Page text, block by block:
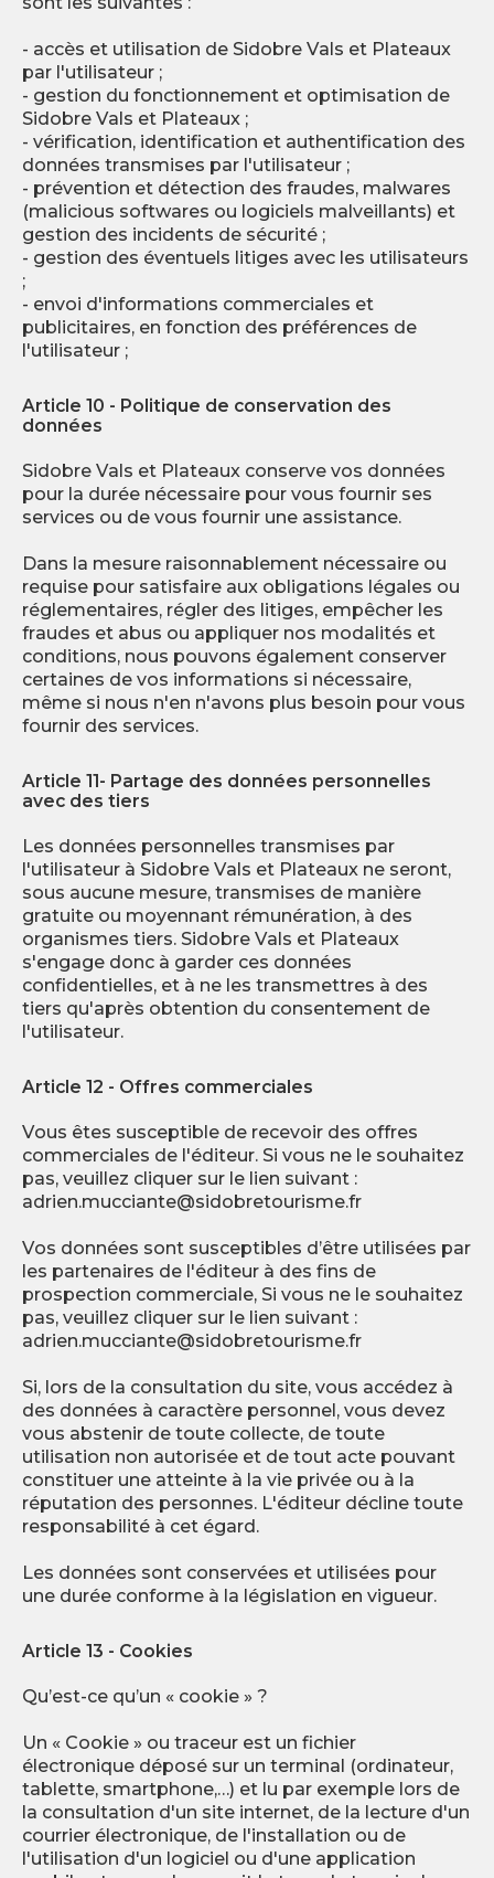
- accès et utilisation de Sidobre Vals et Plateaux
par l'utilisateur ;
- gestion du fonctionnement et optimisation de
Sidobre Vals et Plateaux ;
- vérification, identification et authentification des
données transmises par l'utilisateur ;
- prévention et détection des fraudes, malwares
(malicious softwares ou logiciels malveillants) et
gestion des incidents de sécurité ;
- gestion des éventuels litiges avec les utilisateurs
;
- envoi d'informations commerciales et
publicitaires, en fonction des préférences de
l'utilisateur ;
Article 10 - Politique de conservation des
données
Sidobre Vals et Plateaux conserve vos données
pour la durée nécessaire pour vous fournir ses
services ou de vous fournir une assistance.
Dans la mesure raisonnablement nécessaire ou
requise pour satisfaire aux obligations légales ou
réglementaires, régler des litiges, empêcher les
fraudes et abus ou appliquer nos modalités et
conditions, nous pouvons également conserver
certaines de vos informations si nécessaire,
même si nous n'en n'avons plus besoin pour vous
fournir des services.
Article 11- Partage des données personnelles
avec des tiers
Les données personnelles transmises par
l'utilisateur à Sidobre Vals et Plateaux ne seront,
sous aucune mesure, transmises de manière
gratuite ou moyennant rémunération, à des
organismes tiers. Sidobre Vals et Plateaux
s'engage donc à garder ces données
confidentielles, et à ne les transmettres à des
tiers qu'après obtention du consentement de
l'utilisateur.
Article 12 - Offres commerciales
Vous êtes susceptible de recevoir des offres
commerciales de l'éditeur. Si vous ne le souhaitez
pas, veuillez cliquer sur le lien suivant :
adrien.mucciante@sidobretourisme.fr
Vos données sont susceptibles d’être utilisées par
les partenaires de l'éditeur à des fins de
prospection commerciale, Si vous ne le souhaitez
pas, veuillez cliquer sur le lien suivant :
adrien.mucciante@sidobretourisme.fr
Si, lors de la consultation du site, vous accédez à
des données à caractère personnel, vous devez
vous abstenir de toute collecte, de toute
utilisation non autorisée et de tout acte pouvant
constituer une atteinte à la vie privée ou à la
réputation des personnes. L'éditeur décline toute
responsabilité à cet égard.
Les données sont conservées et utilisées pour
une durée conforme à la législation en vigueur.
Article 13 - Cookies
Qu’est-ce qu’un « cookie » ?
Un « Cookie » ou traceur est un fichier
électronique déposé sur un terminal (ordinateur,
tablette, smartphone,…) et lu par exemple lors de
la consultation d'un site internet, de la lecture d'un
courrier électronique, de l'installation ou de
l'utilisation d'un logiciel ou d'une application